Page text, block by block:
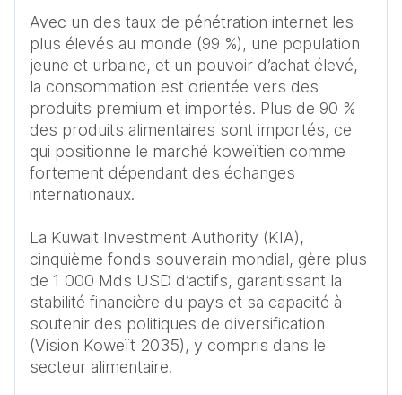
Avec un des taux de pénétration internet les
plus élevés au monde (99 %), une population
jeune et urbaine, et un pouvoir d’achat élevé,
la consommation est orientée vers des
produits premium et importés. Plus de 90 %
des produits alimentaires sont importés, ce
qui positionne le marché koweïtien comme
fortement dépendant des échanges
internationaux.
La Kuwait Investment Authority (KIA),
cinquième fonds souverain mondial, gère plus
de 1 000 Mds USD d’actifs, garantissant la
stabilité financière du pays et sa capacité à
soutenir des politiques de diversification
(Vision Koweït 2035), y compris dans le
secteur alimentaire.